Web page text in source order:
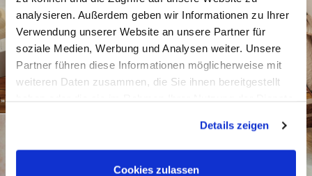
analysieren. Außerdem geben wir Informationen zu Ihrer
Verwendung unserer Website an unsere Partner für
soziale Medien, Werbung und Analysen weiter. Unsere
Partner führen diese Informationen möglicherweise mit
weiteren Daten zusammen, die Sie ihnen bereitgestellt
Details zeigen
Cookies zulassen